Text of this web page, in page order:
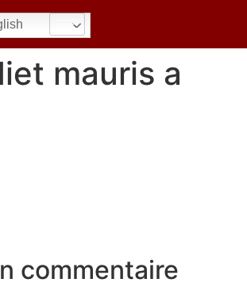
mauris a
commentaire